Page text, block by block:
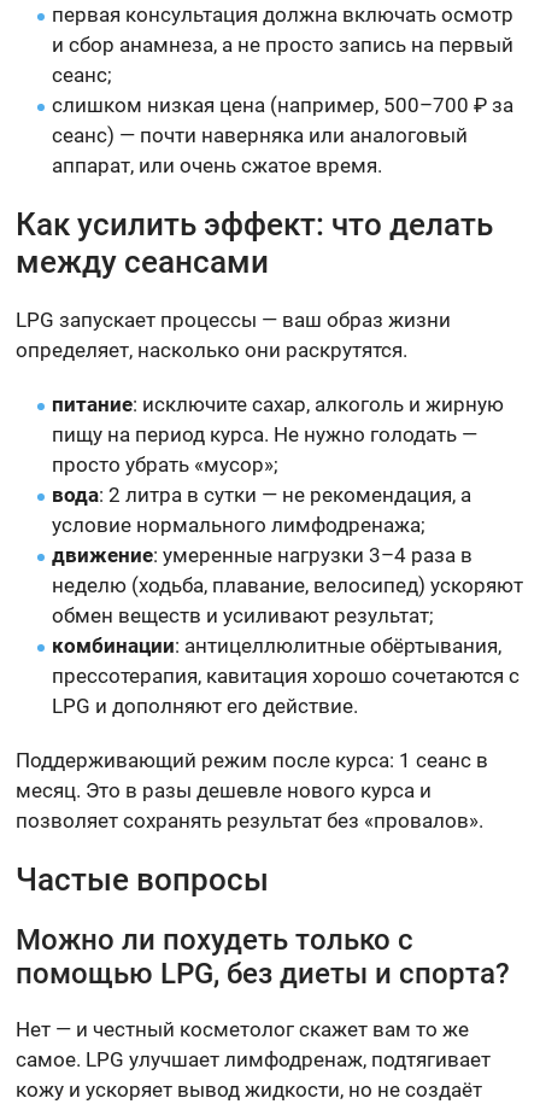
первая консультация должна включать осмотр
и сбор анамнеза, а не просто запись на первый
сеанс;
слишком низкая цена (например, 500–700 ₽ за
сеанс) — почти наверняка или аналоговый
аппарат, или очень сжатое время.
Как усилить эффект: что делать
между сеансами
LPG запускает процессы — ваш образ жизни
определяет, насколько они раскрутятся.
питание: исключите сахар, алкоголь и жирную
пищу на период курса. Не нужно голодать —
просто убрать «мусор»;
вода: 2 литра в сутки — не рекомендация, а
условие нормального лимфодренажа;
движение: умеренные нагрузки 3–4 раза в
неделю (ходьба, плавание, велосипед) ускоряют
обмен веществ и усиливают результат;
комбинации: антицеллюлитные обёртывания,
прессотерапия, кавитация хорошо сочетаются с
LPG и дополняют его действие.
Поддерживающий режим после курса: 1 сеанс в
месяц. Это в разы дешевле нового курса и
позволяет сохранять результат без «провалов».
Частые вопросы
Можно ли похудеть только с
помощью LPG, без диеты и спорта?
Нет — и честный косметолог скажет вам то же
самое. LPG улучшает лимфодренаж, подтягивает
кожу и ускоряет вывод жидкости, но не создаёт